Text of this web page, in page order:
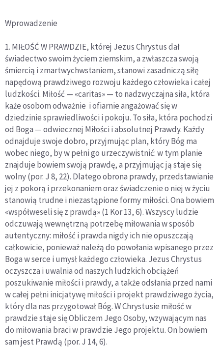
Wprowadzenie
1. MIŁOŚĆ W PRAWDZIE, której Jezus Chrystus dał
świadectwo swoim życiem ziemskim, a zwłaszcza swoją
śmiercią i zmartwychwstaniem, stanowi zasadniczą siłę
napędową prawdziwego rozwoju każdego człowieka i całej
ludzkości. Miłość — «caritas» — to nadzwyczajna siła, która
każe osobom odważnie i ofiarnie angażować się w
dziedzinie sprawiedliwości i pokoju. To siła, która pochodzi
od Boga — odwiecznej Miłości i absolutnej Prawdy. Każdy
odnajduje swoje dobro, przyjmując plan, który Bóg ma
wobec niego, by w pełni go urzeczywistnić: w tym planie
znajduje bowiem swoją prawdę, a przyjmując ją staje się
wolny (por. J 8, 22). Dlatego obrona prawdy, przedstawianie
jej z pokorą i przekonaniem oraz świadczenie o niej w życiu
stanowią trudne i niezastąpione formy miłości. Ona bowiem
«współweseli się z prawdą» (1 Kor 13, 6). Wszyscy ludzie
odczuwają wewnętrzną potrzebę miłowania w sposób
autentyczny: miłość i prawda nigdy ich nie opuszczają
całkowicie, ponieważ należą do powołania wpisanego przez
Boga w serce i umysł każdego człowieka. Jezus Chrystus
oczyszcza i uwalnia od naszych ludzkich obciążeń
poszukiwanie miłości i prawdy, a także odsłania przed nami
w całej pełni inicjatywę miłości i projekt prawdziwego życia,
który dla nas przygotował Bóg. W Chrystusie miłość w
prawdzie staje się Obliczem Jego Osoby, wzywającym nas
do miłowania braci w prawdzie Jego projektu. On bowiem
sam jest Prawdą (por. J 14, 6).